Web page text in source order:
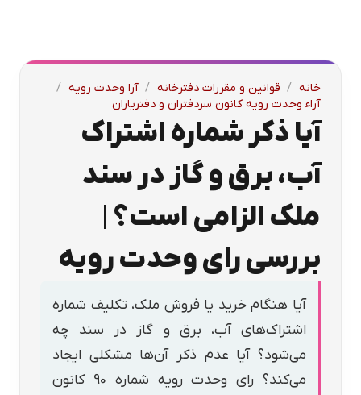
خانه / قوانین و مقررات دفترخانه / آرا وحدت رویه /
آراء وحدت رویه کانون سردفتران و دفتریاران
آیا ذکر شماره اشتراک
آب، برق و گاز در سند
ملک الزامی است؟ |
بررسی رای وحدت رویه
آیا هنگام خرید یا فروش ملک، تکلیف شماره
اشتراک‌های آب، برق و گاز در سند چه
می‌شود؟ آیا عدم ذکر آن‌ها مشکلی ایجاد
می‌کند؟ رای وحدت رویه شماره 90 کانون